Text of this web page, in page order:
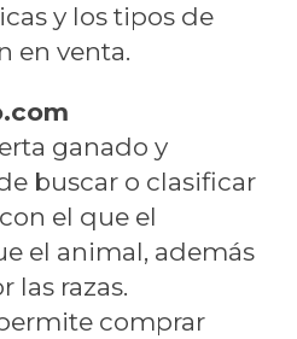
y los tipos de
en venta.
ganado y
buscar o clasificar
el que el
el animal, además
las razas.
comprar